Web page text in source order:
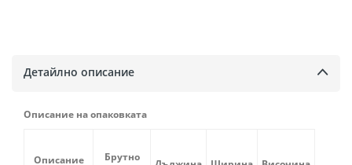
Детайлно описание
Описание на опаковката
Описание
Брутно